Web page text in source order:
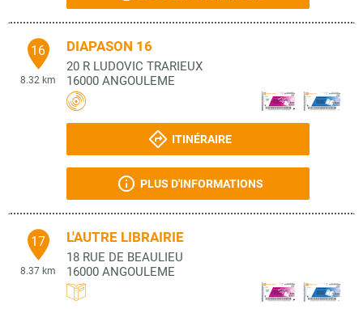
16
8.32 km
DIAPASON 16
20 R LUDOVIC TRARIEUX
16000 ANGOULEME
ITINÉRAIRE
PLUS D'INFORMATIONS
17
8.37 km
L'AUTRE LIBRAIRIE
18 RUE DE BEAULIEU
16000 ANGOULEME